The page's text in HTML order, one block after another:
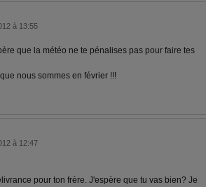
à 13:55
que la météo ne te pénalises pas pour faire tes
nous sommes en février !!!
à 12:47
pour ton frère. J'espère que tu vas bien? Je